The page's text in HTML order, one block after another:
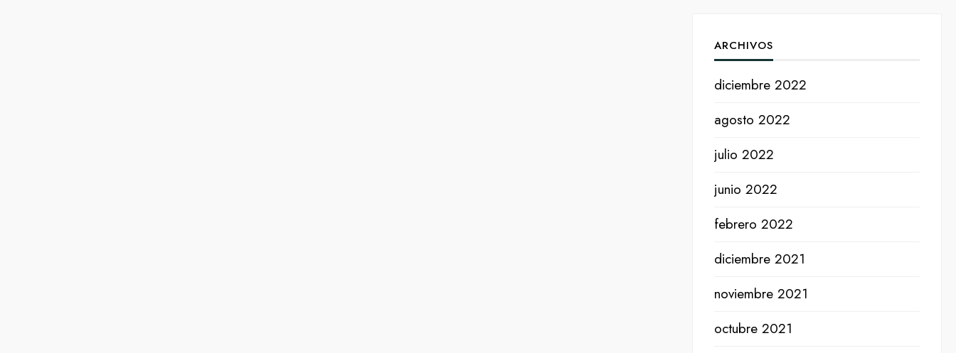
ARCHIVOS
diciembre 2022
agosto 2022
julio 2022
junio 2022
febrero 2022
diciembre 2021
noviembre 2021
octubre 2021